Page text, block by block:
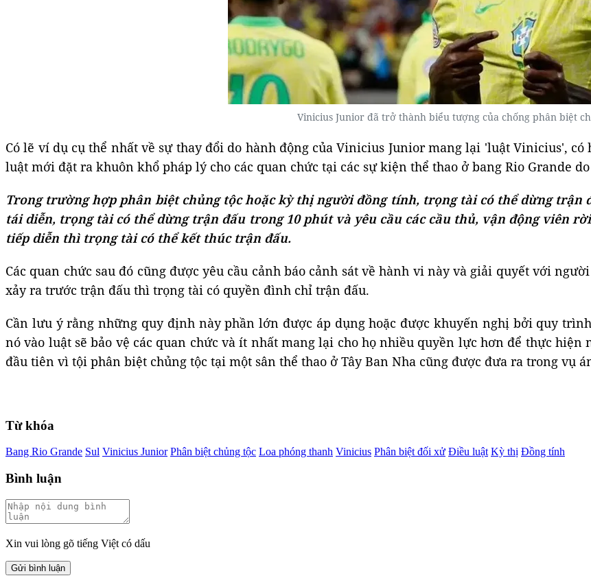
Vinicius Junior đã trở thành biểu tượng của chống phân biệt
Có lẽ ví dụ cụ thể nhất về sự thay đổi do hành động của Vinicius Junior mang lại 'luật Vinicius',
luật mới đặt ra khuôn khổ pháp lý cho các quan chức tại các sự kiện thể thao ở bang Rio Grande
Trong trường hợp phân biệt chủng tộc hoặc kỳ thị người đồng tính, trọng tài có thể dừng
tái diễn, trọng tài có thể dừng trận đấu trong 10 phút và yêu cầu các cầu thủ, vận động viên
tiếp diễn thì trọng tài có thể kết thúc trận đấu.
Các quan chức sau đó cũng được yêu cầu cảnh báo cảnh sát về hành vi này và giải quyết với
xảy ra trước trận đấu thì trọng tài có quyền đình chỉ trận đấu.
Cần lưu ý rằng những quy định này phần lớn được áp dụng hoặc được khuyến nghị bởi quy
nó vào luật sẽ bảo vệ các quan chức và ít nhất mang lại cho họ nhiều quyền lực hơn để thực
đầu tiên vì tội phân biệt chủng tộc tại một sân thể thao ở Tây Ban Nha cũng được đưa ra trong vụ
Từ khóa
Bang Rio Grande Sul Vinicius Junior Phân biệt chủng tộc Loa phóng thanh Vinicius Phân biệt đối xử Điều luật Kỳ thị Đồng tính
Bình luận
Xin vui lòng gõ tiếng Việt có dấu
Gửi bình luận